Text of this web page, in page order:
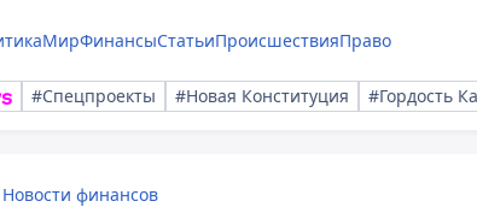
МирФинансыСтатьиПроисшествияПраво
#Спецпроекты #Новая Конституция #Гордость
Новости финансов